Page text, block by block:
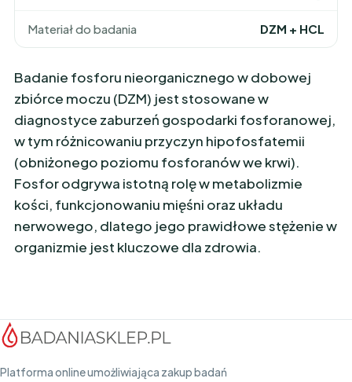
Materiał do badania DZM + HCL
Badanie fosforu nieorganicznego w dobowej
zbiórce moczu (DZM) jest stosowane w
diagnostyce zaburzeń gospodarki fosforanowej,
w tym różnicowaniu przyczyn hipofosfatemii
(obniżonego poziomu fosforanów we krwi).
Fosfor odgrywa istotną rolę w metabolizmie
kości, funkcjonowaniu mięśni oraz układu
nerwowego, dlatego jego prawidłowe stężenie w
organizmie jest kluczowe dla zdrowia.
Platforma online umożliwiająca zakup badań